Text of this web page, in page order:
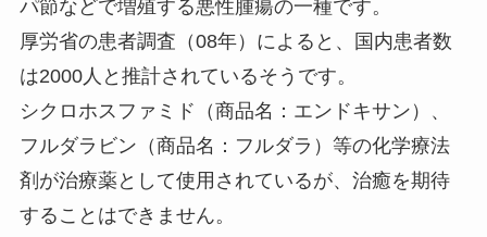
パ節などで増殖する悪性腫瘍の一種です。
厚労省の患者調査（08年）によると、国内患者数
は2000人と推計されているそうです。
シクロホスファミド（商品名：エンドキサン）、
フルダラビン（商品名：フルダラ）等の化学療法
剤が治療薬として使用されているが、治癒を期待
することはできません。